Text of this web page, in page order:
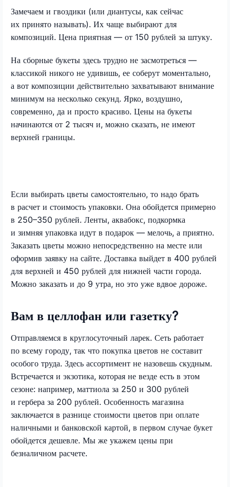
Замечаем и гвоздики (или диантусы, как сейчас
их принято называть). Их чаще выбирают для
композиций. Цена приятная — от 150 рублей за штуку.
На сборные букеты здесь трудно не засмотреться —
классикой никого не удивишь, ее соберут моментально,
а вот композиции действительно захватывают внимание
минимум на несколько секунд. Ярко, воздушно,
современно, да и просто красиво. Цены на букеты
начинаются от 2 тысяч и, можно сказать, не имеют
верхней границы.
Если выбирать цветы самостоятельно, то надо брать
в расчет и стоимость упаковки. Она обойдется примерно
в 250–350 рублей. Ленты, аквабокс, подкормка
и зимняя упаковка идут в подарок — мелочь, а приятно.
Заказать цветы можно непосредственно на месте или
оформив заявку на сайте. Доставка выйдет в 400 рублей
для верхней и 450 рублей для нижней части города.
Можно заказать и до 9 утра, но это уже вдвое дороже.
Вам в целлофан или газетку?
Отправляемся в круглосуточный ларек. Сеть работает
по всему городу, так что покупка цветов не составит
особого труда. Здесь ассортимент не назовешь скудным.
Встречается и экзотика, которая не везде есть в этом
сезоне: например, маттиола за 250 и 300 рублей
и гербера за 200 рублей. Особенность магазина
заключается в разнице стоимости цветов при оплате
наличными и банковской картой, в первом случае букет
обойдется дешевле. Мы же укажем цены при
безналичном расчете.